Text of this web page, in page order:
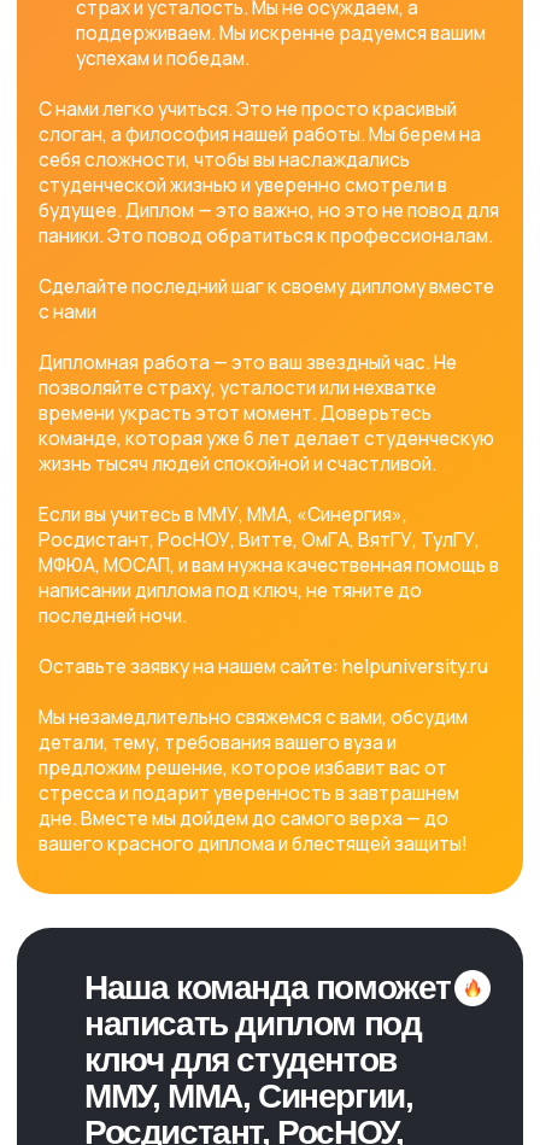
Оставить заявку
Узнать стоимость
МЕНЮ
О нас
Отзывы
Бонусы
УСЛУГИ
Поступление в ВУЗ
Практика в организации
Диплом
Тесты
КОНТАКТЫ
+7 (993) 371-39-57
HelpUniversity © 2024
Договор оферты
Согласие на обработку персональных данных
Политика конфиденциальности
ИНН: 233704978043
ОГРНИП: 304233705900205